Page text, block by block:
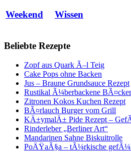
Weekend Wissen
Beliebte Rezepte
Zopf aus Quark Ã–l Teig
Cake Pops ohne Backen
Jus – Braune Grundsauce Rezept
Rustikal Ã¼berbackene
Zitronen Kokos Kuchen Rezept
BÃ¤rlauch Burger vom Grill
KÄ±ymalÄ± Pide Rezept –
Rinderleber „Berliner Art“
Mandarinen Sahne Biskuitrolle
PoÄŸaÃ§a – tÃ¼rkische